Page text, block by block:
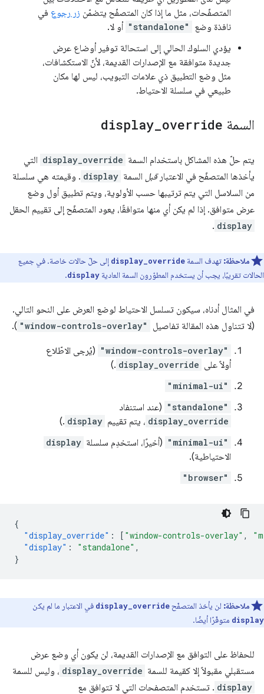
المتصفّحات، مثل ما إذا كان المتصفّح يتضمّن زر رجوع في
نافذة وضع
"standalone" أو لا.
يؤدي السلوك الحالي إلى استحالة توفير أوضاع عرض
جديدة متوافقة مع الإصدارات القديمة، لأنّ الاستكشافات،
مثل وضع التطبيق ذي علامات التبويب، ليس لها مكان
طبيعي في سلسلة الاحتياط.
السمة display override
يتم حلّ هذه المشاكل باستخدام السمة display_override التي
يأخذها المتصفّح في الاعتبارقبل السمة display . وقيمته هي سلسلة
من السلاسل التي يتم ترتيبها حسب الأولوية، ويتم تطبيق أول وضع
عرض متوافق. إذا لم يكن أي منها متوافقًا، يعود المتصفّح إلى تقييم الحقل
display
.
ملاحظة: تهدف السمة display_override إلى حلّ حالات خاصة. في جميع
الحالات تقريبًا، يجب أن يستخدم المطوّرون السمة العادية display
.
في المثال أدناه، سيكون تسلسل الاحتياط لوضع العرض على النحو التالي.
(لا تتناول هذه المقالة تفاصيل
"window-controls-overlay"
).
"window-controls-overlay" (يُرجى الاطّلاع
أولاً على display_override
.)
"minimal-ui"
"standalone" (عند استنفاد
display_override ، يتم تقييم display
.)
"minimal-ui" (أخيرًا، استخدِم سلسلة display
الاحتياطية).
"browser"
{
"display_override" : [ "window-controls-overlay" ,
"display" : "standalone" ,
}
ملاحظة: لن يأخذ المتصفّحdisplay_override في الاعتبار ما لم يكن
display متوفّرًا أيضًا.
للحفاظ على التوافق مع الإصدارات القديمة، لن يكون أي وضع عرض
مستقبلي مقبولاً إلا كقيمة للسمة display_override ، وليس للسمة
display . تستخدم المتصفحات التي لا تتوافق مع